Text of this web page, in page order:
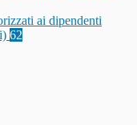
ai dipendenti
62